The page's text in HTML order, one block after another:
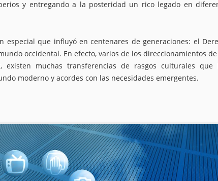
y entregando a la posteridad un rico legado en
especial que influyó en centenares de generaciones: el
occidental. En efecto, varios de los direccionamientos de
muchas transferencias de rasgos culturales que
moderno y acordes con las necesidades emergentes.